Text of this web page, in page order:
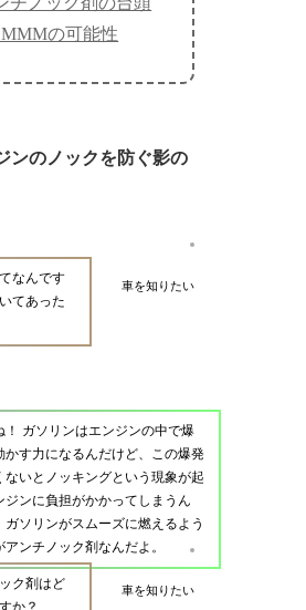
の可能性
ンのノックを防ぐ影の
車を知りたい
なんです
てあった
！ ガソリンはエンジンの中で爆
かす力になるんだけど、この爆発
ないとノッキングという現象が起
ジンに負担がかかってしまうん
ガソリンがスムーズに燃えるよう
ンチノック剤なんだよ。
車を知りたい
ク剤はど
か？